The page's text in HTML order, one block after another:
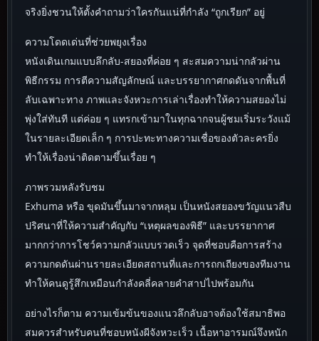
จริงยิ่งชวนให้ตั้งคำถามว่าใครกันแน่ที่กำลัง “ถูกเรียก” อยู่
ความโดดเด่นที่ช่วยพยุงเรื่อง
หนังเดินเกมแบบลึกลับ-สยองที่ค่อย ๆ สะสมความน่ากลัวผ่าน
พิธีกรรม การตีความสัญลักษณ์ และบรรยากาศกดดันจากพื้นที่
ลับเฉพาะทาง ภาพและจังหวะการเล่าเรื่องทำให้ความสยองไม่
พุ่งใส่ทันที แต่ค่อย ๆ แทรกเข้ามาในทุกฉากจนผู้ชมเริ่มระวังแม้
ในรายละเอียดเล็ก ๆ การปะทะทางความเชื่อของตัวละครยิ่ง
ทำให้เรื่องน่าติดตามขึ้นเรื่อย ๆ
ภาพรวมหลังรับชม
Exhuma หรือ ขุดมันขึ้นมาจากหลุม เป็นหนังสยองขวัญแนวสืบ
ปริศนาที่ให้ความสำคัญกับ “เหตุผลของพิธี” และบรรยากาศ
มากกว่าการโชว์ความกลัวแบบรวดเร็ว จุดที่ชอบคือการสร้าง
ความกดดันผ่านรายละเอียดสถานที่และการถกเถียงของทีมงาน
ทำให้คนดูรู้สึกเหมือนกำลังคลี่คลายคำสาปไปพร้อมกัน
อย่างไรก็ตาม ความเข้มข้นของแนวลึกลับอาจต้องใช้สมาธิพอ
สมควรสำหรับคนที่ชอบหนังผีจังหวะเร็ว เนื้อหาอารมณ์จึงหนัก